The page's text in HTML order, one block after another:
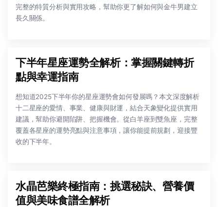
完整的特質分析與實用攻略，幫助你更了解如何與金牛男建立
長久關係。
下半年星座運勢全解析：掌握關鍵轉折
點與幸運指南
想知道2025下半年你的星座運勢會如何發展嗎？本文深度解析
十二星座的愛情、事業、健康與財運，結合天象變化提供實用
建議，幫助你避開陷阱、把握機會。從白羊座到雙魚座，完整
覆蓋各星座的運勢亮點與注意事項，讓你能提前規劃，迎接豐
收的下半年。
水晶芭樂終極指南：挑選秘訣、營養價
值與美味食譜全解析